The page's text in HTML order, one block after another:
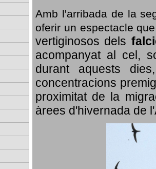
Amb l'arribada de la
oferir un espectacle
vertiginosos dels
acompanyat al cel,
durant aquests
concentracions
proximitat de la
àrees d'hivernada de